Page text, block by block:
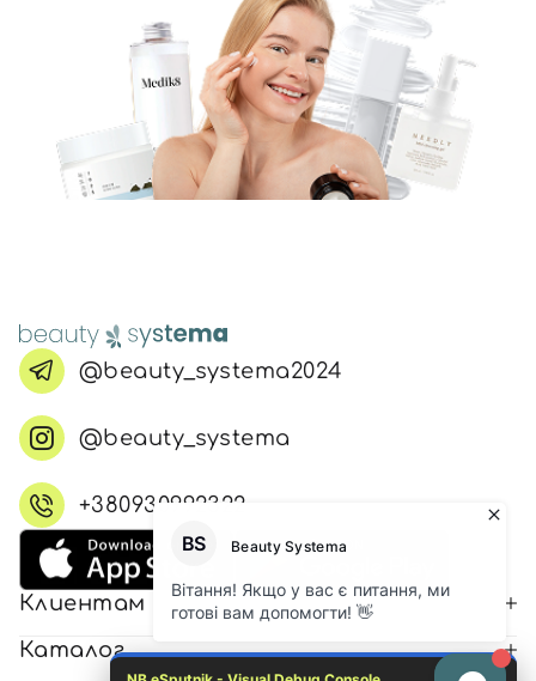
@beauty_systema2024
@beauty_systema
+380930992322
Клиентам
Каталог